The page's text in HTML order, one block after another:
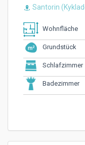
Santorin
Wohnfläche
Grundstück
Schlafzimmer
Badezimmer